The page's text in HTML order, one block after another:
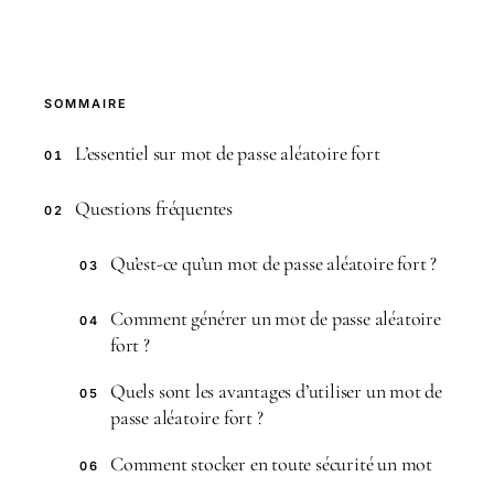
SOMMAIRE
01 L’essentiel sur mot de passe aléatoire fort
02 Questions fréquentes
03 Qu’est-ce qu’un mot de passe aléatoire fort ?
04
Comment générer un mot de passe aléatoire
fort ?
05
Quels sont les avantages d’utiliser un mot de
passe aléatoire fort ?
06
Comment stocker en toute sécurité un mot